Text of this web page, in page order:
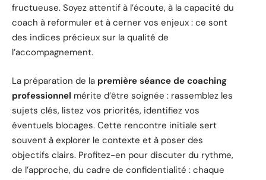
fructueuse. Soyez attentif à l’écoute, à la capacité du
coach à reformuler et à cerner vos enjeux : ce sont
des indices précieux sur la qualité de
l’accompagnement.
La préparation de la première séance de coaching
professionnel mérite d’être soignée : rassemblez les
sujets clés, listez vos priorités, identifiez vos
éventuels blocages. Cette rencontre initiale sert
souvent à explorer le contexte et à poser des
objectifs clairs. Profitez-en pour discuter du rythme,
de l’approche, du cadre de confidentialité : chaque